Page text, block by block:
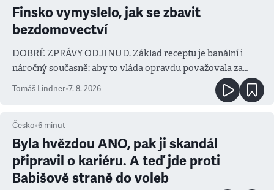
Finsko vymyslelo, jak se zbavit
bezdomovectví
DOBRÉ ZPRÁVY ODJINUD. Základ receptu je banální i
náročný současně: aby to vláda opravdu považovala za
prioritu
Tomáš Lindner•7. 8. 2026
Česko•6 minut
Byla hvězdou ANO, pak ji skandál
připravil o kariéru. A teď jde proti
Babišově straně do voleb